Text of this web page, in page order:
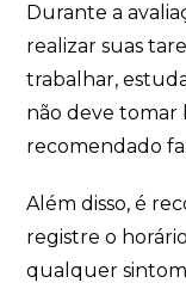
Durante a
realizar suas
trabalhar,
não deve tomar
recomendado
Além disso, é
registre o
qualquer